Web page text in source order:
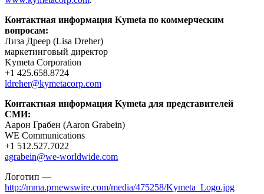
Контактная информация Kymeta по коммерческим
вопросам:
Лиза Дреер (Lisa Dreher)
маркетинговый директор
Kymeta Corporation
+1 425.658.8724
ldreher@kymetacorp.com
Контактная информация Kymeta для представителей
СМИ:
Аарон Грабен (Aaron Grabein)
WE Communications
+1 512.527.7022
agrabein@we-worldwide.com
Логотип —
http://mma.prnewswire.com/media/475258/Kymeta_Logo.jpg